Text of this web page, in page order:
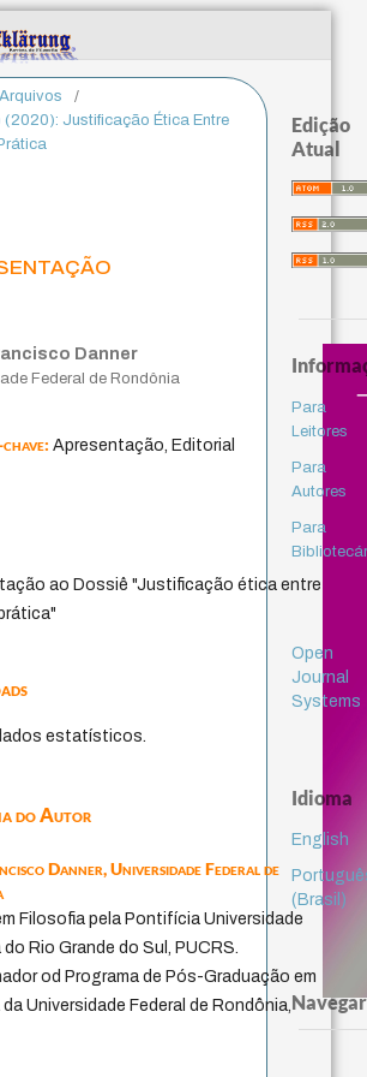
Arquivos
/
(2020): Justificação Ética Entre
Danner
Federal de Rondônia
chave:Apresentação, Editorial
ao Dossiê "Justificação ética entre
estatísticos.
do Autor
Danner,Universidade Federal de
Filosofia pela Pontifícia Universidade
Rio Grande do Sul, PUCRS.
od Programa de Pós-Graduação em
Universidade Federal de Rondônia,
Edição
Atual
Para
Leitores
Para
Autores
Para
Open
Journal
Systems
Idioma
English
(Brasil)
Navegar